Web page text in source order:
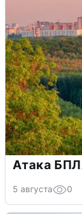
Атака
5 августа 0